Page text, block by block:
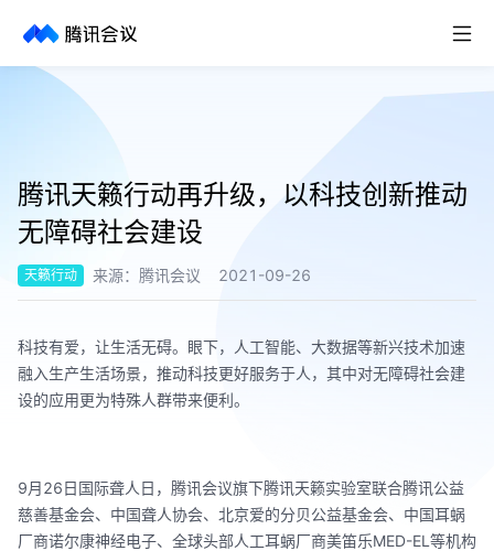
取消
历史搜索
腾讯天籁行动再升级，以科技创新推动
无障碍社会建设
天籁行动 来源： 腾讯会议 2021-09-26
科技有爱，让生活无碍。眼下，人工智能、大数据等新兴技术加速
融入生产生活场景，推动科技更好服务于人，其中对无障碍社会建
设的应用更为特殊人群带来便利。
9月26日国际聋人日，腾讯会议旗下腾讯天籁实验室联合腾讯公益
慈善基金会、中国聋人协会、北京爱的分贝公益基金会、中国耳蜗
厂商诺尔康神经电子、全球头部人工耳蜗厂商美笛乐MED-EL等机构